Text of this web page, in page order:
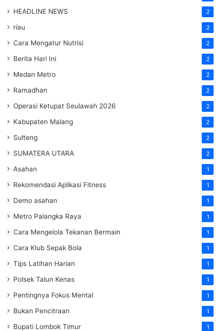
HEADLINE NEWS 2
riau 2
Cara Mengatur Nutrisi 2
Berita Hari Ini 2
Medan Metro 2
Ramadhan 2
Operasi Ketupat Seulawah 2026 2
Kabupaten Malang 2
Sulteng 2
SUMATERA UTARA 2
Asahan 1
Rekomendasi Aplikasi Fitness 1
Demo asahan 1
Metro Palangka Raya 1
Cara Mengelola Tekanan Bermain 1
Cara Klub Sepak Bola 1
Tips Latihan Harian 1
Polsek Talun Kenas 1
Pentingnya Fokus Mental 1
Bukan Pencitraan 1
Bupati Lombok Timur 1